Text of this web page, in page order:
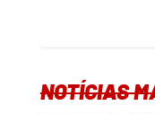
NOTÍCIAS